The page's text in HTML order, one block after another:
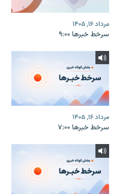
مرداد ۱۶, ۱۴۰۵
سرخط خبرها ۹:۰۰
مرداد ۱۶, ۱۴۰۵
سرخط خبرها ۷:۰۰